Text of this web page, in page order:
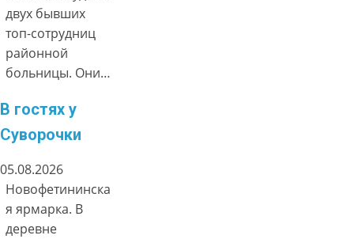
двух бывших
топ-сотрудниц
районной
больницы. Они…
В гостях у
Суворочки
05.08.2026
Новофетининска
я ярмарка. В
деревне